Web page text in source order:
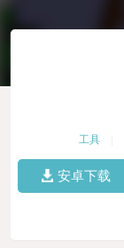
工具
安卓下载